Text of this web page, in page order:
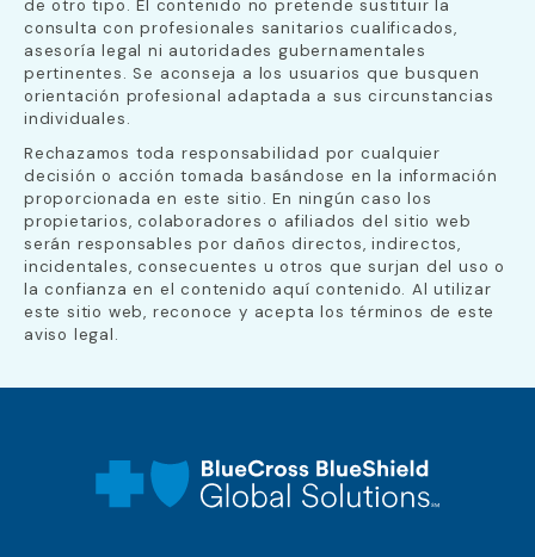
de otro tipo. El contenido no pretende sustituir la
consulta con profesionales sanitarios cualificados,
asesoría legal ni autoridades gubernamentales
pertinentes. Se aconseja a los usuarios que busquen
orientación profesional adaptada a sus circunstancias
individuales.
Rechazamos toda responsabilidad por cualquier
decisión o acción tomada basándose en la información
proporcionada en este sitio. En ningún caso los
propietarios, colaboradores o afiliados del sitio web
serán responsables por daños directos, indirectos,
incidentales, consecuentes u otros que surjan del uso o
la confianza en el contenido aquí contenido. Al utilizar
este sitio web, reconoce y acepta los términos de este
aviso legal.